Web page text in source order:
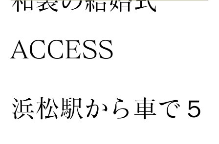
浜松駅から車で５
ACCESS